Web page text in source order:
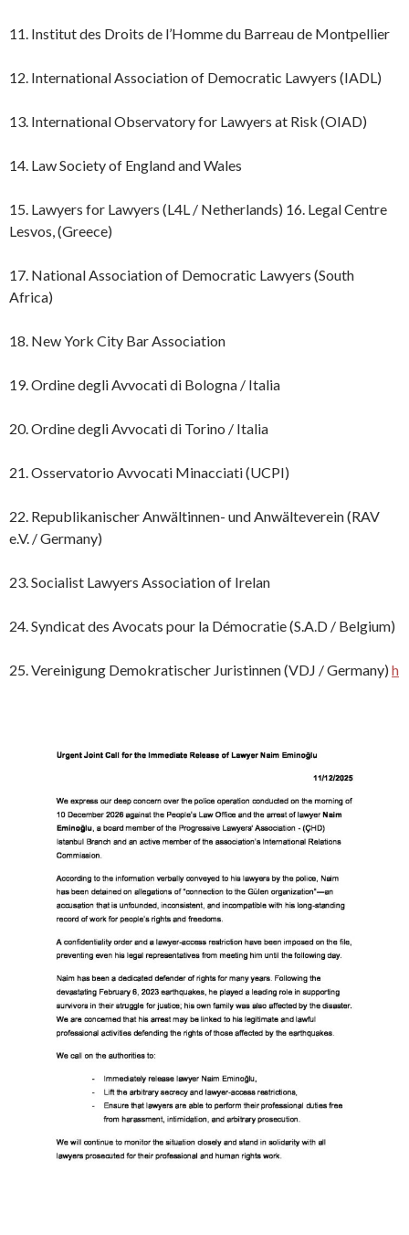
11. Institut des Droits de l’Homme du Barreau de Montpellier
12. International Association of Democratic Lawyers (IADL)
13. International Observatory for Lawyers at Risk (OIAD)
14. Law Society of England and Wales
15. Lawyers for Lawyers (L4L / Netherlands) 16. Legal Centre
Lesvos, (Greece)
17. National Association of Democratic Lawyers (South
Africa)
18. New York City Bar Association
19. Ordine degli Avvocati di Bologna / Italia
20. Ordine degli Avvocati di Torino / Italia
21. Osservatorio Avvocati Minacciati (UCPI)
22. Republikanischer Anwältinnen- und Anwälteverein (RAV
e.V. / Germany)
23. Socialist Lawyers Association of Irelan
24. Syndicat des Avocats pour la Démocratie (S.A.D / Belgium)
25. Vereinigung Demokratischer Juristinnen (VDJ / Germany) h